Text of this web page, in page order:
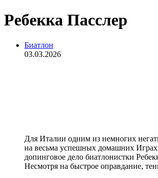
Ребекка Пасслер
Биатлон
03.03.2026
Для Италии одним из немногих
на весьма успешных домашних
допинговое дело биатлонистки
Несмотря на быстрое оправдание,